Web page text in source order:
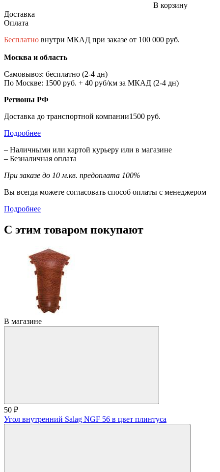
В корзину
Доставка
Оплата
Бесплатно внутри МКАД при заказе от 100 000 руб.
Москва и область
Самовывоз: бесплатно (2-4 дн)
По Москве: 1500 руб. + 40 руб/км за МКАД (2-4 дн)
Регионы РФ
Доставка до транспортной компании1500 руб.
Подробнее
– Наличными или картой курьеру или в магазине
– Безналичная оплата
При заказе до 10 м.кв. предоплата 100%
Вы всегда можете согласовать способ оплаты с менеджером
Подробнее
С этим товаром покупают
В магазине
50 ₽
Угол внутренний Salag NGF 56 в цвет плинтуса